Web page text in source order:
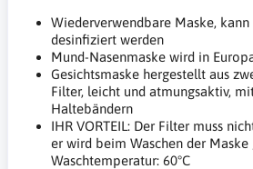
Wiederverwendbare Maske, kann
desinfiziert werden
Mund-Nasenmaske wird in
Gesichtsmaske hergestellt aus
Filter, leicht und atmungsaktiv,
Haltebändern
IHR VORTEIL: Der Filter muss
er wird beim Waschen der Maske
Waschtemperatur: 60°C